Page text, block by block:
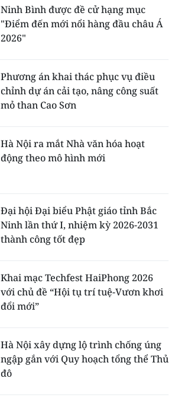
Ninh Bình được đề cử hạng mục
"Điểm đến mới nổi hàng đầu châu Á
2026"
Phương án khai thác phục vụ điều
chỉnh dự án cải tạo, nâng công suất
mỏ than Cao Sơn
Hà Nội ra mắt Nhà văn hóa hoạt
động theo mô hình mới
Đại hội Đại biểu Phật giáo tỉnh Bắc
Ninh lần thứ I, nhiệm kỳ 2026-2031
thành công tốt đẹp
Khai mạc Techfest HaiPhong 2026
với chủ đề “Hội tụ trí tuệ-Vươn khơi
đổi mới”
Hà Nội xây dựng lộ trình chống úng
ngập gắn với Quy hoạch tổng thể Thủ
đô